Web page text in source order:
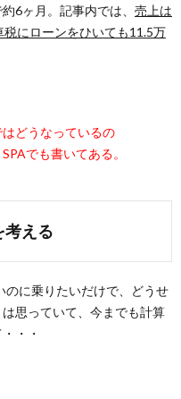
6ヶ月。記事内では、 売上は
にローンをひいても11.5万
どうなっているの
でも書いてある。
考える
に乗りたいだけで、どうせ
思っていて、今までも計算
・・